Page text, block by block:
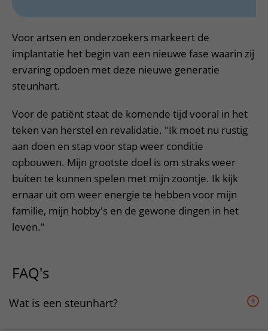
Voor artsen en onderzoekers markeert de
implantatie het begin van een nieuwe fase waarin zij
ervaring opdoen met deze nieuwe generatie
steunhart.
Voor de patiënt staat de komende tijd vooral in het
teken van herstel en revalidatie. "Ik moet nu rustig
aan doen en stap voor stap weer conditie
opbouwen. Mijn grootste doel is om straks weer
buiten te kunnen spelen met mijn zoontje. Ik kijk
ernaar uit om weer energie te hebben voor mijn
familie, mijn hobby's en de gewone dingen in het
leven."
FAQ's
Wat is een steunhart?